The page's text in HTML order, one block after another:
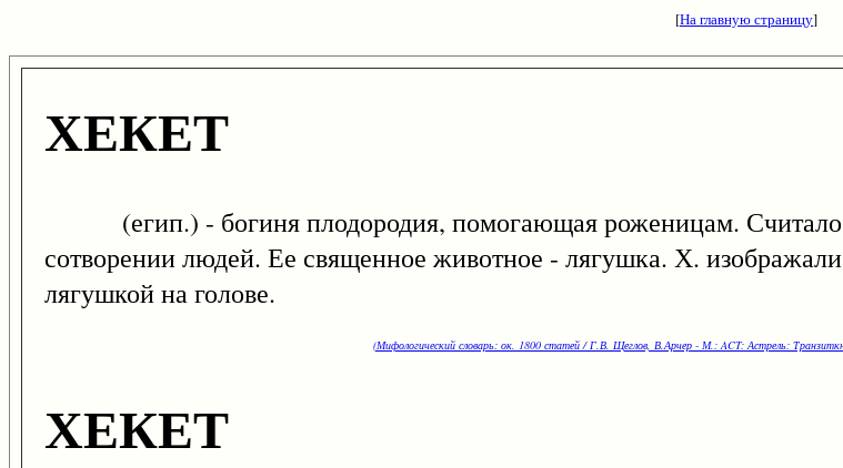
[На главную страницу]
ХЕКЕТ
(егип.) - богиня плодородия, помогающая роженицам.
сотворении людей. Ее священное животное - лягушка. Х.
лягушкой на голове.
(Мифологический словарь: ок. 1800 статей / Г.В. Щеглов, В.Арчер - М.: ACT: Астрель:
ХЕКЕТ